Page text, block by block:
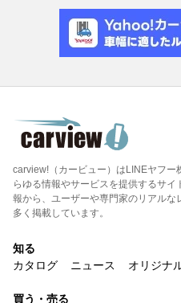
carview!（カービュー）はLINEヤフー
らゆる情報やサービスを提供するサ
報から、ユーザーや専門家のリアル
多く掲載しています。
知る
カタログ
ニュース オリジナ
買う・売る